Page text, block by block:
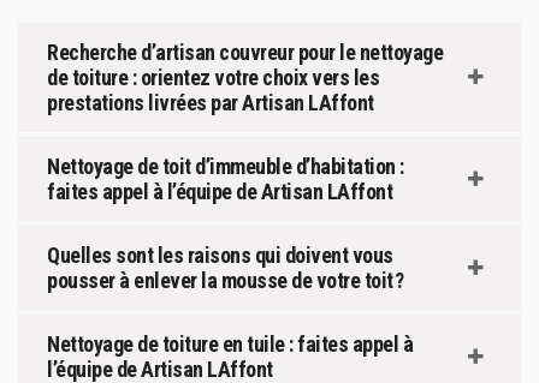
Recherche d’artisan couvreur pour le nettoyage
de toiture : orientez votre choix vers les
prestations livrées par Artisan LAffont
Nettoyage de toit d’immeuble d’habitation :
faites appel à l’équipe de Artisan LAffont
Quelles sont les raisons qui doivent vous
pousser à enlever la mousse de votre toit ?
Nettoyage de toiture en tuile : faites appel à
l’équipe de Artisan LAffont